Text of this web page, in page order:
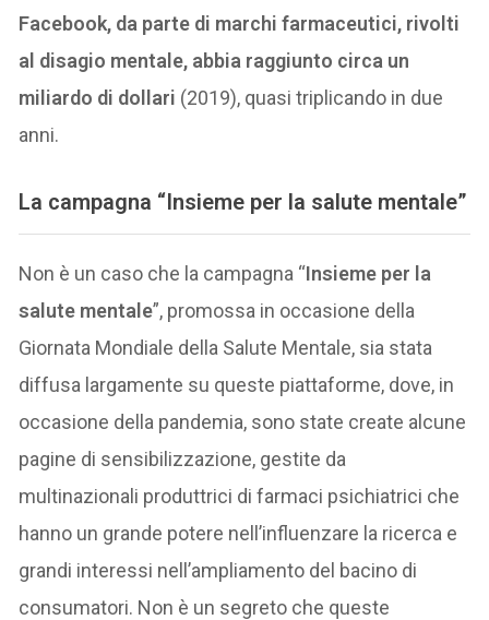
Facebook, da parte di marchi farmaceutici, rivolti
al disagio mentale, abbia raggiunto circa un
miliardo di dollari (2019), quasi triplicando in due
anni.
La campagna “Insieme per la salute mentale”
Non è un caso che la campagna “Insieme per la
salute mentale”, promossa in occasione della
Giornata Mondiale della Salute Mentale, sia stata
diffusa largamente su queste piattaforme, dove, in
occasione della pandemia, sono state create alcune
pagine di sensibilizzazione, gestite da
multinazionali produttrici di farmaci psichiatrici che
hanno un grande potere nell’influenzare la ricerca e
grandi interessi nell’ampliamento del bacino di
consumatori. Non è un segreto che queste